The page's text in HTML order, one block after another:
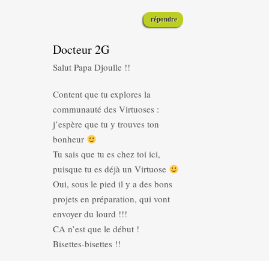
répondre
Docteur 2G
Salut Papa Djoulle !!
Content que tu explores la
communauté des Virtuoses :
j’espère que tu y trouves ton
bonheur
Tu sais que tu es chez toi ici,
puisque tu es déjà un Virtuose
Oui, sous le pied il y a des bons
projets en préparation, qui vont
envoyer du lourd !!!
CA n’est que le début !
Bisettes-bisettes !!